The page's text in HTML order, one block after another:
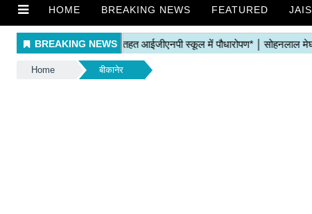
HOME BREAKING NEWS FEATURED
Home बीकानेर